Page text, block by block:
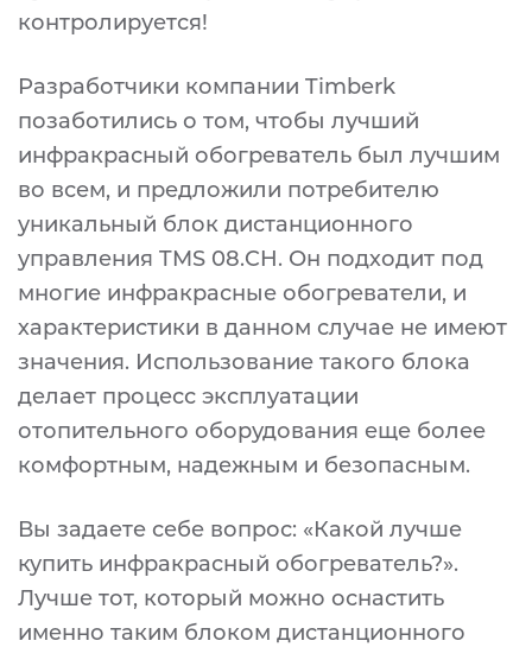
контролируется!
Разработчики компании Timberk
позаботились о том, чтобы лучший
инфракрасный обогреватель был лучшим
во всем, и предложили потребителю
уникальный блок дистанционного
управления TMS 08.CH. Он подходит под
многие инфракрасные обогреватели, и
характеристики в данном случае не имеют
значения. Использование такого блока
делает процесс эксплуатации
отопительного оборудования еще более
комфортным, надежным и безопасным.
Вы задаете себе вопрос: «Какой лучше
купить инфракрасный обогреватель?».
Лучше тот, который можно оснастить
именно таким блоком дистанционного